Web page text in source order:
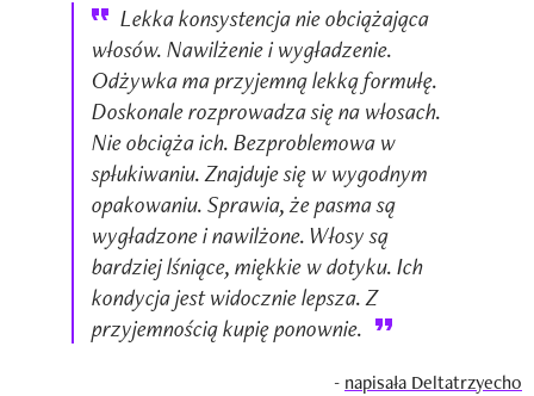
Lekka konsystencja nie obciążająca
włosów. Nawilżenie i wygładzenie.
Odżywka ma przyjemną lekką formułę.
Doskonale rozprowadza się na włosach.
Nie obciąża ich. Bezproblemowa w
spłukiwaniu. Znajduje się w wygodnym
opakowaniu. Sprawia, że pasma są
wygładzone i nawilżone. Włosy są
bardziej lśniące, miękkie w dotyku. Ich
kondycja jest widocznie lepsza. Z
przyjemnością kupię ponownie.
- napisała Deltatrzyecho